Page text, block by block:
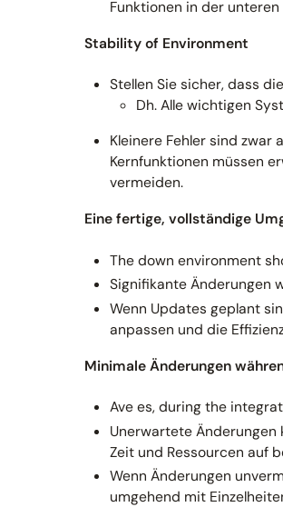
Funktionen in der
Stability of Environment
Stellen Sie sicher, dass
Dh. Alle wichtigen
Kleinere Fehler sind
Kernfunktionen müssen
vermeiden.
Eine fertige, vollständige
The down environment
Signifikante Änderungen
Wenn Updates geplant
anpassen und die
Minimale Änderungen
Ave es, during the
Unerwartete
Zeit und Ressourcen auf
Wenn Änderungen
umgehend mit